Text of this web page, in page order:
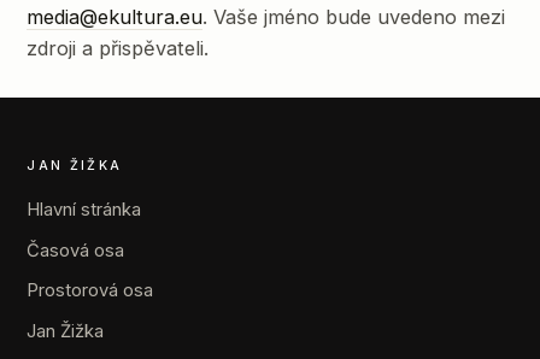
media@ekultura.eu. Vaše jméno bude uvedeno mezi
zdroji a přispěvateli.
JAN ŽIŽKA
Hlavní stránka
Časová osa
Prostorová osa
Jan Žižka